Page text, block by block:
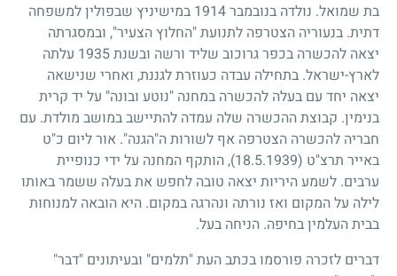
בת שמואל. נולדה בנובמבר1914 במישיניץ שבפולין למשפחה
דתית. בנעוריה הצטרפה לתנועת "החלוץ הצעיר", ובמסגרתה
יצאה להכשרה בכפר גרוכוב שליד ורשה ובשנת1935 עלתה
לארץ-ישראל. בתחילה עבדה כעוזרת לגננת, ואחרי שנישאה
יצאה יחד עם בעלה להכשרה במחנה "נוטע ובונה" על יד קרית
בנימין. קבוצת ההכשרה שלה עמדה להתיישב במושב מולדת. עם
חבריה להכשרה הצטרפה אף לשורות ה"הגנה". אור ליום כ"ט
באייר תרצ"ט (18.5.1939)
, הותקף המחנה על ידי כנופיית
ערבים. לשמע היריות יצאה טובה לחפש את בעלה ששמר באותו
לילה על המקום ואז נורתה ונהרגה במקום. היא הובאה למנוחות
בבית העלמין בחיפה. הניחה בעל.
דברים לזכרה פורסמו בכתב העת "תלמים" ובעיתונים "דבר"